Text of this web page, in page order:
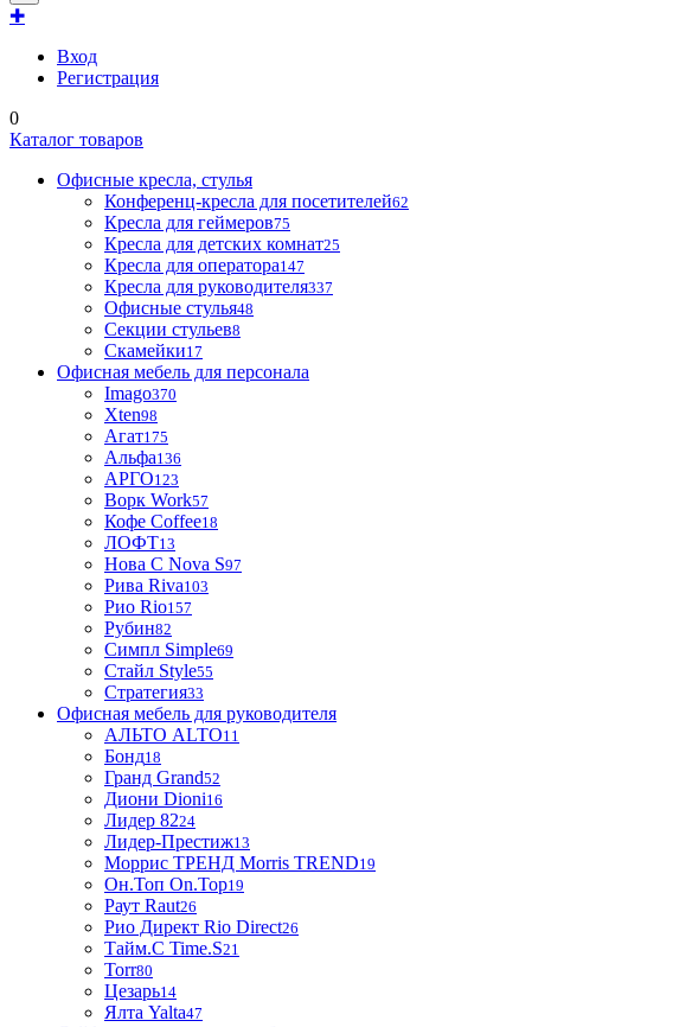
✚
Вход
Регистрация
0
Каталог товаров
Офисные кресла, стулья
Конференц-кресла для посетителей62
Кресла для геймеров75
Кресла для детских комнат25
Кресла для оператора147
Кресла для руководителя337
Офисные стулья48
Секции стульев8
Скамейки17
Офисная мебель для персонала
Imago370
Xten98
Агат175
Альфа136
АРГО123
Ворк Work57
Кофе Coffee18
ЛОФТ13
Нова С Nova S97
Рива Riva103
Рио Rio157
Рубин82
Симпл Simple69
Стайл Style55
Стратегия33
Офисная мебель для руководителя
АЛЬТО ALTO11
Бонд18
Гранд Grand52
Диони Dioni16
Лидер 8224
Лидер-Престиж13
Моррис ТРЕНД Morris TREND19
Он.Топ On.Top19
Раут Raut26
Рио Директ Rio Direct26
Тайм.С Time.S21
Torr80
Цезарь14
Ялта Yalta47